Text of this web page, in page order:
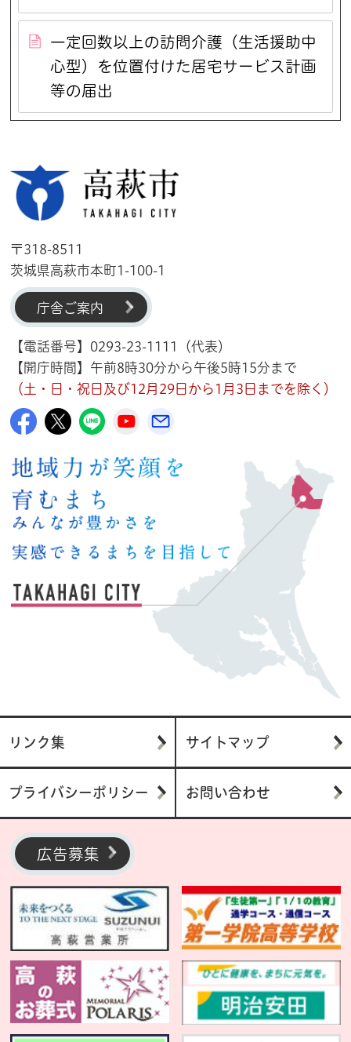
一定回数以上の訪問介護（生活援助中
心型）を位置付けた居宅サービス計画
等の届出
〒318-8511
茨城県高萩市本町1-100-1
庁舎ご案内
【電話番号】0293-23-1111（代表）
【開庁時間】午前8時30分から午後5時15分まで
（土・日・祝日及び12月29日から1月3日までを除く）
高萩市公式Facebook
高萩市公式X
高萩市公式LINE
高萩市YouTube公式チャンネル
リンク集 サイトマップ
プライバシーポリシー お問い合わせ
広告募集